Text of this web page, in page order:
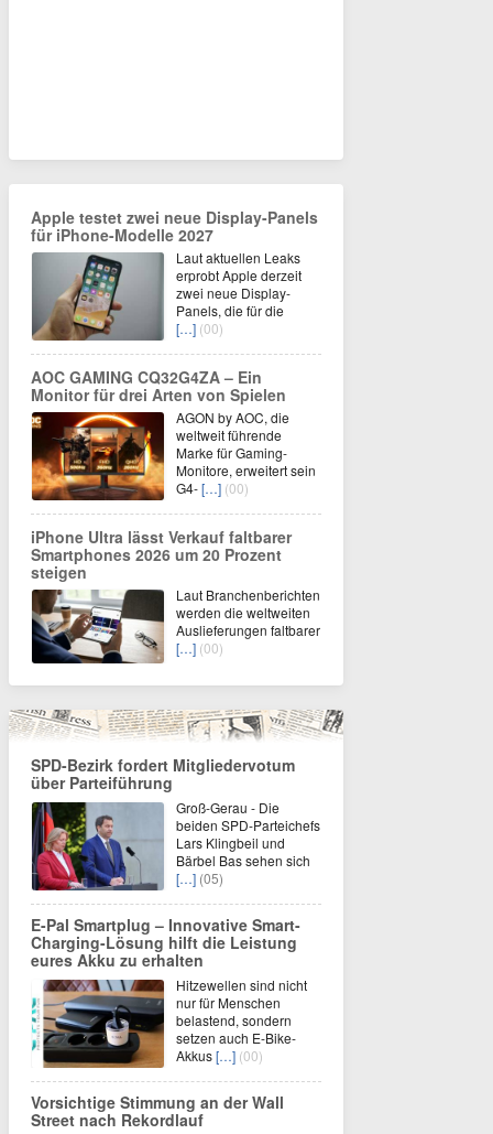
Apple testet zwei neue Display-Panels
für iPhone-Modelle 2027
Laut aktuellen Leaks
erprobt Apple derzeit
zwei neue Display-
Panels, die für die
[…] (00)
AOC GAMING CQ32G4ZA – Ein
Monitor für drei Arten von Spielen
AGON by AOC, die
weltweit führende
Marke für Gaming-
Monitore, erweitert sein
G4-[…] (00)
iPhone Ultra lässt Verkauf faltbarer
Smartphones 2026 um 20 Prozent
steigen
Laut Branchenberichten
werden die weltweiten
Auslieferungen faltbarer
[…] (00)
SPD-Bezirk fordert Mitgliedervotum
über Parteiführung
Groß-Gerau - Die
beiden SPD-Parteichefs
Lars Klingbeil und
Bärbel Bas sehen sich
[…] (05)
E-Pal Smartplug – Innovative Smart-
Charging-Lösung hilft die Leistung
eures Akku zu erhalten
Hitzewellen sind nicht
nur für Menschen
belastend, sondern
setzen auch E-Bike-
Akkus[…] (00)
Vorsichtige Stimmung an der Wall
Street nach Rekordlauf